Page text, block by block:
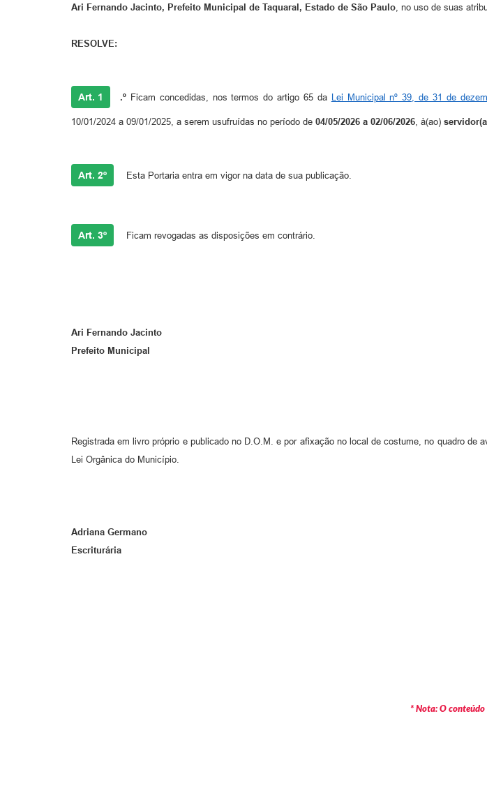
Ari Fernando Jacinto, Prefeito Municipal de Taquaral, Estado de São Paulo, no uso de suas
RESOLVE:
Art. 1 .º Ficam concedidas, nos termos do artigo 65 da Lei Municipal nº 39, de 31 de
10/01/2024 a 09/01/2025, a serem usufruídas no período de 04/05/2026 a 02/06/2026, à(ao)
Art. 2º Esta Portaria entra em vigor na data de sua publicação.
Art. 3º Ficam revogadas as disposições em contrário.
Ari Fernando Jacinto
Prefeito Municipal
Registrada em livro próprio e publicado no D.O.M. e por afixação no local de costume, no quadro
Lei Orgânica do Município.
Adriana Germano
Escriturária
* Nota: O